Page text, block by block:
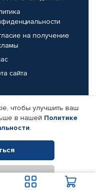
на получение
сайта
компании
права защищены.
Автопрофи.
чтобы улучшить ваш
в нашей Политике
.